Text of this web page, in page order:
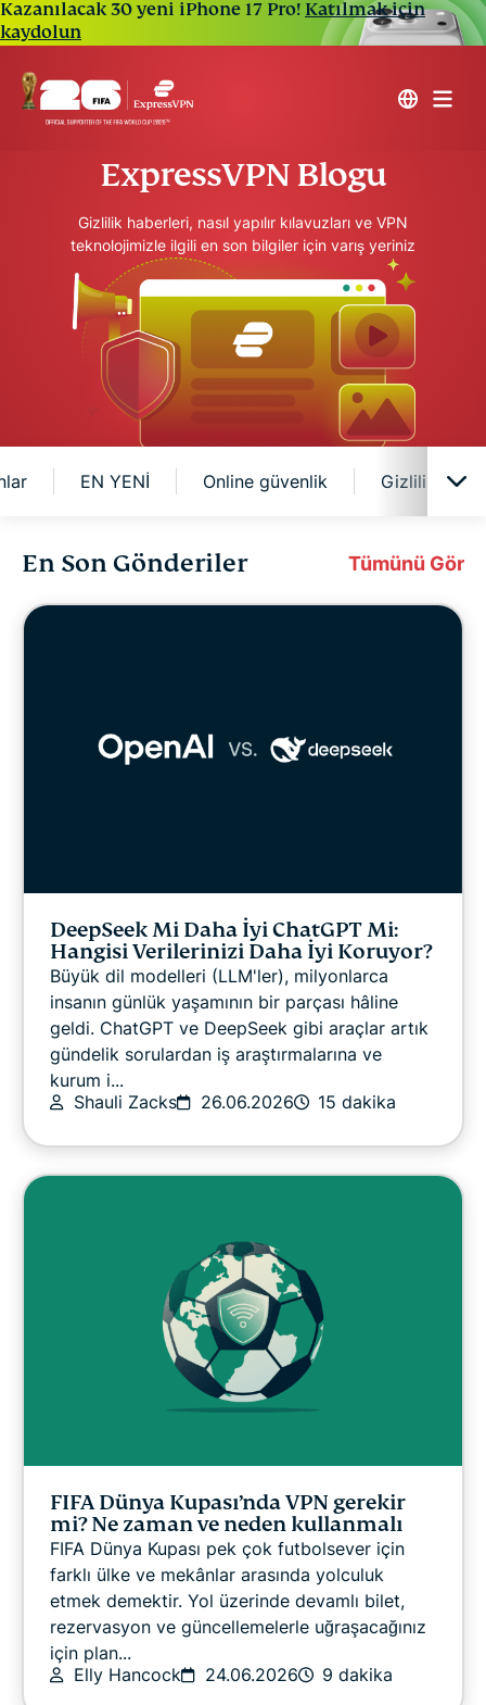
Kazanılacak 30 yeni iPhone 17 Pro! Katılmak için
kaydolun
ExpressVPN Blogu
Gizlilik haberleri, nasıl yapılır kılavuzları ve VPN
teknolojimizle ilgili en son bilgiler için varış yeriniz
EN YENİ Online güvenlik Gizlilik
Siber güvenlik
ExpressVPN Haberleri
Online güvenlik
Gizlilik
Gizlilik Haberleri
İpuçları & Püf Noktaları
En Son Gönderiler Tümünü Gör
DeepSeek Mi Daha İyi ChatGPT Mi:
Hangisi Verilerinizi Daha İyi Koruyor?
Büyük dil modelleri (LLM'ler), milyonlarca
insanın günlük yaşamının bir parçası hâline
geldi. ChatGPT ve DeepSeek gibi araçlar artık
gündelik sorulardan iş araştırmalarına ve
kurum i...
Shauli Zacks
26.06.2026 15 dakika
FIFA Dünya Kupası’nda VPN gerekir
mi? Ne zaman ve neden kullanmalı
FIFA Dünya Kupası pek çok futbolsever için
farklı ülke ve mekânlar arasında yolculuk
etmek demektir. Yol üzerinde devamlı bilet,
rezervasyon ve güncellemelerle uğraşacağınız
için plan...
Elly Hancock
24.06.2026 9 dakika